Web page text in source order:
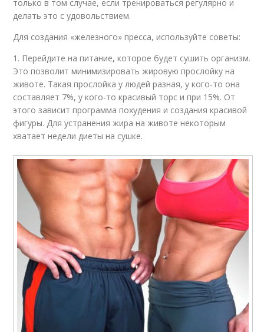
только в том случае, если тренироваться регулярно и
делать это с удовольствием.
Для создания «железного» пресса, используйте советы:
1. Перейдите на питание, которое будет сушить организм.
Это позволит минимизировать жировую прослойку на
животе. Такая прослойка у людей разная, у кого-то она
составляет 7%, у кого-то красивый торс и при 15%. От
этого зависит программа похудения и создания красивой
фигуры. Для устранения жира на животе некоторым
хватает недели диеты на сушке.